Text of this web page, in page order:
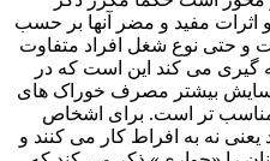
اثرات مفید و مضر آنها بر حسب
و حتی نوع شغل افراد متفاوت
گیری می کند این است که در
آسایش بیشتر مصرف خوراک های
مناسب تر است. برای اشخاص
یعنی نه به افراط کار می کنند و